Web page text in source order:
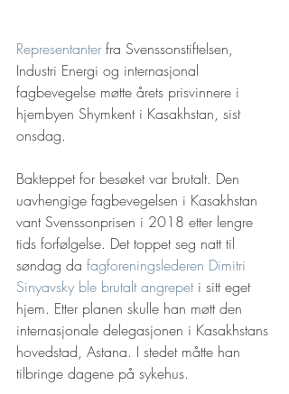
Representanter fra Svenssonstiftelsen,
Industri Energi og internasjonal
fagbevegelse møtte årets prisvinnere i
hjembyen Shymkent i Kasakhstan, sist
onsdag.
Bakteppet for besøket var brutalt. Den
uavhengige fagbevegelsen i Kasakhstan
vant Svenssonprisen i 2018 etter lengre
tids forfølgelse. Det toppet seg natt til
søndag da fagforeningslederen Dimitri
Sinyavsky ble brutalt angrepet i sitt eget
hjem. Etter planen skulle han møtt den
internasjonale delegasjonen i Kasakhstans
hovedstad, Astana. I stedet måtte han
tilbringe dagene på sykehus.